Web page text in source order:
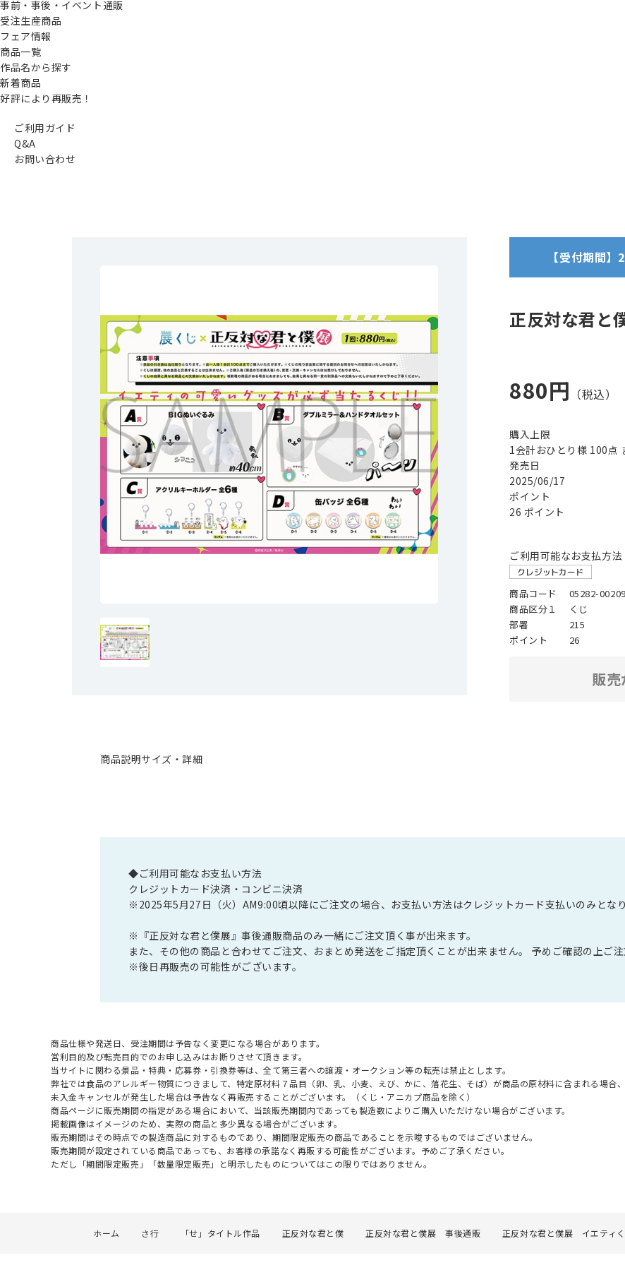
事前・事後・イベント通販
受注生産商品
フェア情報
商品一覧
作品名から探す
新着商品
好評により再販売！
ご利用ガイド
Q&A
お問い合わせ
【受付期間
正反対な君と
880円
購入上限
1会計おひとり様 100点
発売日
2025/06/17
ポイント
26 ポイント
ご利用可能なお支払方法
商品コード
05282-
商品区分１
くじ
部署
215
ポイント
26
販
商品説明サイズ・詳細
◆ご利用可能なお支払い方法
クレジットカード決済・コンビニ決済
※2025年5月27日（火）AM9:00頃以降にご注文の場合、お支払い方法はクレジットカード支払いのみとなり
※『正反対な君と僕展』事後通販商品のみ一緒にご注文頂く事が出来ます。
また、その他の商品と合わせてご注文、おまとめ発送をご指定頂くことが出来ません。 予めご確認の上ご注
※後日再販売の可能性がございます。
商品仕様や発送日、受注期間は予告なく変更になる場合があります。
営利目的及び転売目的でのお申し込みはお断りさせて頂きます。
当サイトに関わる景品・特典・応募券・引換券等は、全て第三者への譲渡・オークション等の転売は禁止とします。
弊社では食品のアレルギー物質につきまして、特定原材料７品目（卵、乳、小麦、えび、かに、落花生、そば）が商品の原材料に含まれる場合
未入金キャンセルが発生した場合は予告なく再販売することがございます。（くじ・アニカプ商品を除く）
商品ページに販売期間の指定がある場合において、当該販売期間内であっても製造数によりご購入いただけない場合がございます。
掲載画像はイメージのため、実際の商品と多少異なる場合がございます。
販売期間はその時点での製造商品に対するものであり、期間限定販売の商品であることを示唆するものではございません。
販売期間が設定されている商品であっても、お客様の承諾なく再販する可能性がございます。予めご了承ください。
ただし「期間限定販売」「数量限定販売」と明示したものについてはこの限りではありません。
ホーム さ行 「せ」タイトル作品 正反対な君と僕 正反対な君と僕展 事後通販 正反対な君と僕展 イエティ